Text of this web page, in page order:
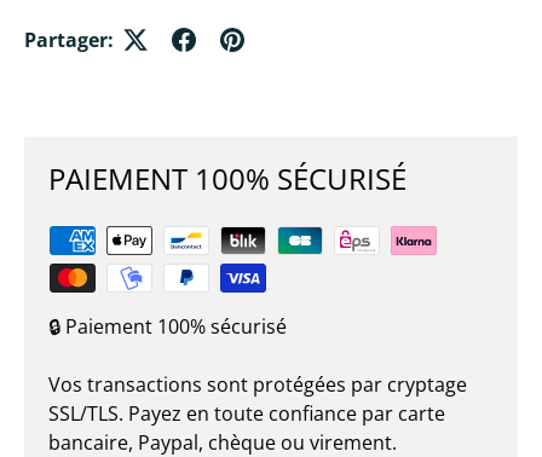
Partager:
PAIEMENT 100% SÉCURISÉ
🔒 Paiement 100% sécurisé
Vos transactions sont protégées par cryptage
SSL/TLS. Payez en toute confiance par carte
bancaire, Paypal, chèque ou virement.